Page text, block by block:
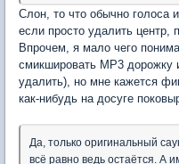
Слон, то что обычно голоса
если просто удалить центр,
Впрочем, я мало чего
смикшировать MP3 дорожку
удалить), но мне кажется
как-нибудь на досуге
Да, только оригинальный
всё равно ведь остаётся. А